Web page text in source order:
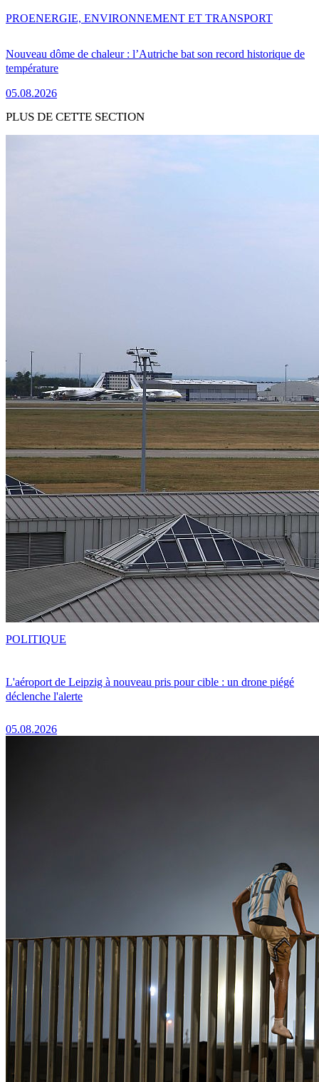
Nouveau dôme de chaleur : l’Autriche bat son record historique de
température
05.08.2026
PROENERGIE, ENVIRONNEMENT ET TRANSPORT
PLUS DE CETTE SECTION
L'aéroport de Leipzig à nouveau pris pour cible : un drone piégé
déclenche l'alerte
05.08.2026
POLITIQUE